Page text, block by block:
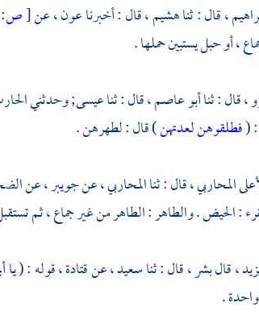
،قال : ثناهشيم ،قال : أخبرناعون ،عن[ص:
، أو حبل يستبين حملها .
،قال : ثناأبو عاصم ،قال : ثناعيسى;وحدثني
(فطلقوهن لعدتهن) قال : لطهرهن .
المحاربي ،قال : ثناالمحاربي ،عنجويبر ،عن
: الحيض . والطاهر : الطاهر من غير جماع ، ثم
،قالبشر ،قال : ثناسعيد ،عنقتادة ،قوله : (
.